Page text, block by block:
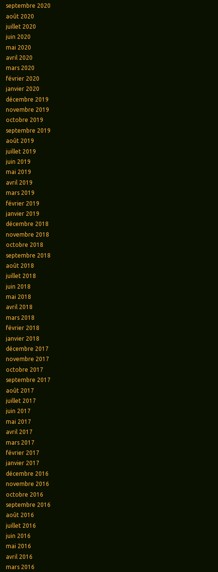
septembre 2020
août 2020
juillet 2020
juin 2020
mai 2020
avril 2020
mars 2020
février 2020
janvier 2020
décembre 2019
novembre 2019
octobre 2019
septembre 2019
août 2019
juillet 2019
juin 2019
mai 2019
avril 2019
mars 2019
février 2019
janvier 2019
décembre 2018
novembre 2018
octobre 2018
septembre 2018
août 2018
juillet 2018
juin 2018
mai 2018
avril 2018
mars 2018
février 2018
janvier 2018
décembre 2017
novembre 2017
octobre 2017
septembre 2017
août 2017
juillet 2017
juin 2017
mai 2017
avril 2017
mars 2017
février 2017
janvier 2017
décembre 2016
novembre 2016
octobre 2016
septembre 2016
août 2016
juillet 2016
juin 2016
mai 2016
avril 2016
mars 2016